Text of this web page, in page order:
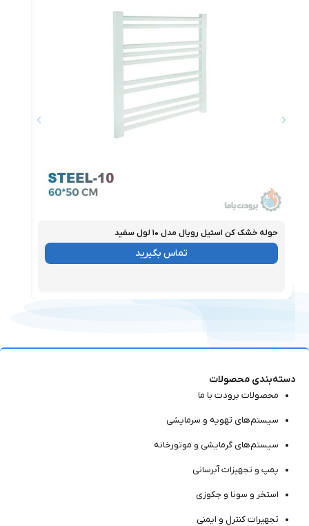
حوله خشک‌ کن استیل رویال مدل ۱۰ لول سفید
موجود
تماس بگیرید
دسته‌بندی محصولات
محصولات برودت با ما
سیستم‌های تهویه و سرمایشی
سیستم‌های گرمایشی و موتور‌خانه
پمپ و تجهیزات آبرسانی
استخر و سونا و جکوزی
تجهیرات کنترل و ایمنی